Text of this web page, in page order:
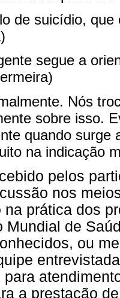
de suicídio,
segue a
Nós
sobre isso.
quando surge
na indicação
pelos
nos
na prática dos
Mundial de
ou
para
a prestação